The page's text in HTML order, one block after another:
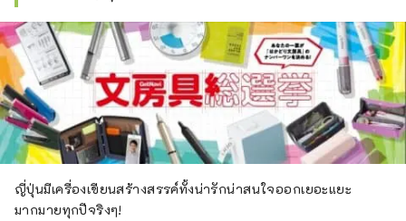
ญี่ปุ่นมีเครื่องเขียนสร้างสรรค์ทั้งน่ารักน่าสนใจออกเยอะแยะ
มากมายทุกปีจริงๆ!